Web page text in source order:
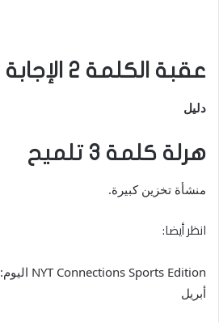
عقبة الكلمة 2 الإجابة
دليل
هرلة كلمة 3 تلميح
منشأة تخزين كبيرة.
انظر أيضا:
أبريل